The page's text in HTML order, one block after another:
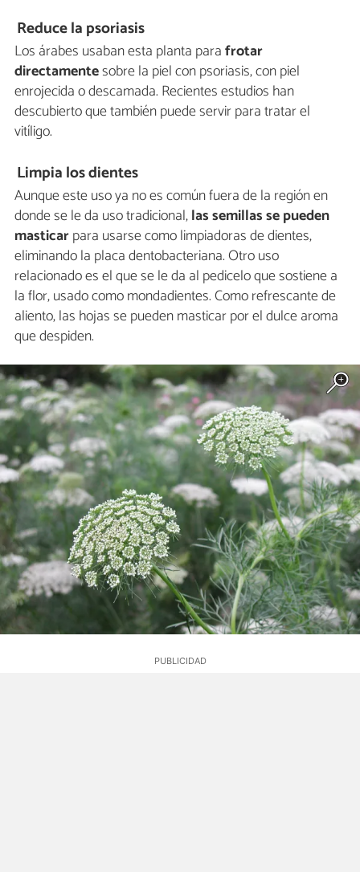
Reduce la psoriasis
Los árabes usaban esta planta parafrotar
directamentesobre la piel con psoriasis, con piel
enrojecida o descamada. Recientes estudios han
descubierto que también puede servir para tratar el
vitíligo.
Limpia los dientes
Aunque este uso ya no es común fuera de la región en
donde se le da uso tradicional,las semillas se pueden
masticarpara usarse como limpiadoras de dientes,
eliminando la placa dentobacteriana. Otro uso
relacionado es el que se le da al pedicelo que sostiene a
la flor, usado como mondadientes. Como refrescante de
aliento, las hojas se pueden masticar por el dulce aroma
que despiden.